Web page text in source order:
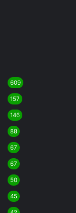
609
157
146
88
67
67
50
45